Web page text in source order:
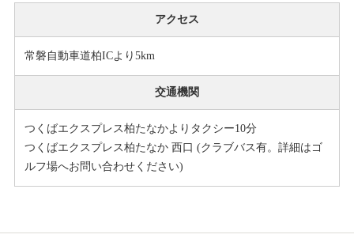
アクセス
常磐自動車道柏ICより5km
交通機関
つくばエクスプレス柏たなかよりタクシー10分
つくばエクスプレス柏たなか 西口 (クラブバス有。詳細はゴ
ルフ場へお問い合わせください)